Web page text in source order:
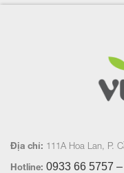
Địa chỉ: 111A Hoa Lan, P.
Hotline: 0933 66 5757